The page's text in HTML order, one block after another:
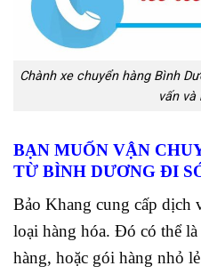
Chành xe chuyển hàng Bình
vấn và
BẠN MUỐN VẬN
TỪ BÌNH DƯƠNG ĐI
Bảo Khang cung cấp dịch
loại hàng hóa. Đó có thể
hàng, hoặc gói hàng nhỏ